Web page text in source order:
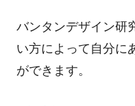
バンタンデザイン研
い方によって自分に
ができます。